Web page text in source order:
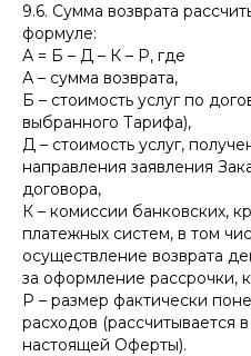
9.6. Сумма возврата
формуле:
А = Б – Д – К – Р, где
А – сумма возврата,
Б – стоимость услуг по
выбранного Тарифа),
Д – стоимость услуг,
направления заявления
договора,
К – комиссии банковских,
платежных систем, в том
осуществление возврата
за оформление рассрочки,
Р – размер фактически
расходов (рассчитывается
настоящей Оферты).